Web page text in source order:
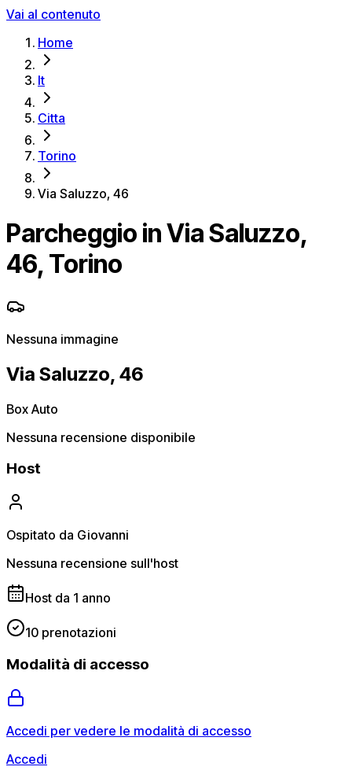
Vai al contenuto
Home
It
Citta
Torino
Via Saluzzo, 46
Parcheggio in Via Saluzzo,
46, Torino
Nessuna immagine
Via Saluzzo, 46
Box Auto
Nessuna recensione disponibile
Host
Ospitato da Giovanni
Nessuna recensione sull'host
Host da 1 anno
10 prenotazioni
Modalità di accesso
Accedi per vedere le modalità di accesso
Accedi